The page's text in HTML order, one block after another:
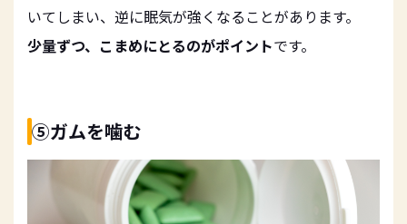
いてしまい、逆に眠気が強くなることがあります。
少量ずつ、こまめにとるのがポイントです。
⑤ガムを噛む